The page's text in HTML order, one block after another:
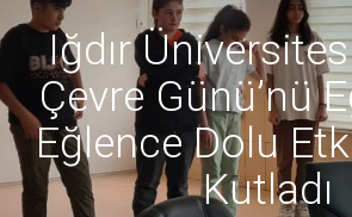
Iğdır
Çevre Günü’nü
Eğlence Dolu
Kutladı